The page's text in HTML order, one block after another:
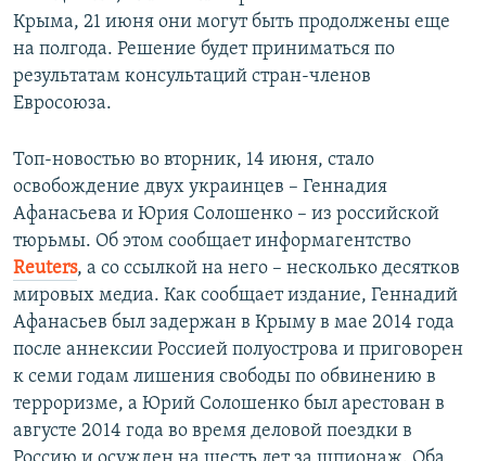
Крыма, 21 июня они могут быть продолжены еще
на полгода. Решение будет приниматься по
результатам консультаций стран-членов
Евросоюза.
Топ-новостью во вторник, 14 июня, стало
освобождение двух украинцев – Геннадия
Афанасьева и Юрия Солошенко – из российской
тюрьмы. Об этом сообщает информагентство
Reuters, а со ссылкой на него – несколько десятков
мировых медиа. Как сообщает издание, Геннадий
Афанасьев был задержан в Крыму в мае 2014 года
после аннексии Россией полуострова и приговорен
к семи годам лишения свободы по обвинению в
терроризме, а Юрий Солошенко был арестован в
августе 2014 года во время деловой поездки в